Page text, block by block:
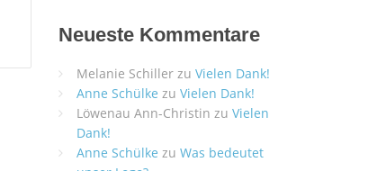
Neueste Kommentare
Melanie Schillerzu Vielen Dank!
Anne Schülke zu Vielen Dank!
Löwenau Ann-Christin zu Vielen
Dank!
Anne Schülke zu Was bedeutet